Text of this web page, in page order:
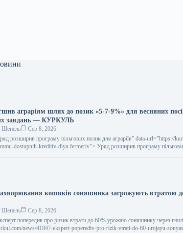
аграріям шлях до позик «5-7-9%» для весняних
завдань — КУРКУЛЬ
Шепель
Сер 8, 2026
розширив програму пільгових позик для аграріїв” data-url=”https://
dostupnih-kreditiv-dlya-fermeriv”> Уряд розширив програму
кошиків соняшника загрожують втратою
Шепель
Сер 8, 2026
попередив про ризик втрати до 60% урожаю соняшнику через
news/41847-ekspert-poperediv-pro-rizik-vtrati-do-60-urojayu-